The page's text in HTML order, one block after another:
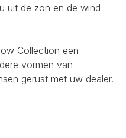
uit de zon en de wind
Collection een
vormen van
gerust met uw dealer.